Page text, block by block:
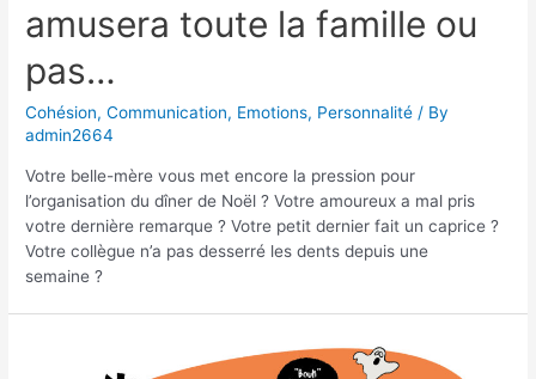
amusera toute la famille ou
pas…
Cohésion,Communication, Emotions, Personnalité / By
admin2664
Votre belle-mère vous met encore la pression pour
l’organisation du dîner de Noël ? Votre amoureux a mal pris
votre dernière remarque ? Votre petit dernier fait un caprice ?
Votre collègue n’a pas desserré les dents depuis une
semaine ?